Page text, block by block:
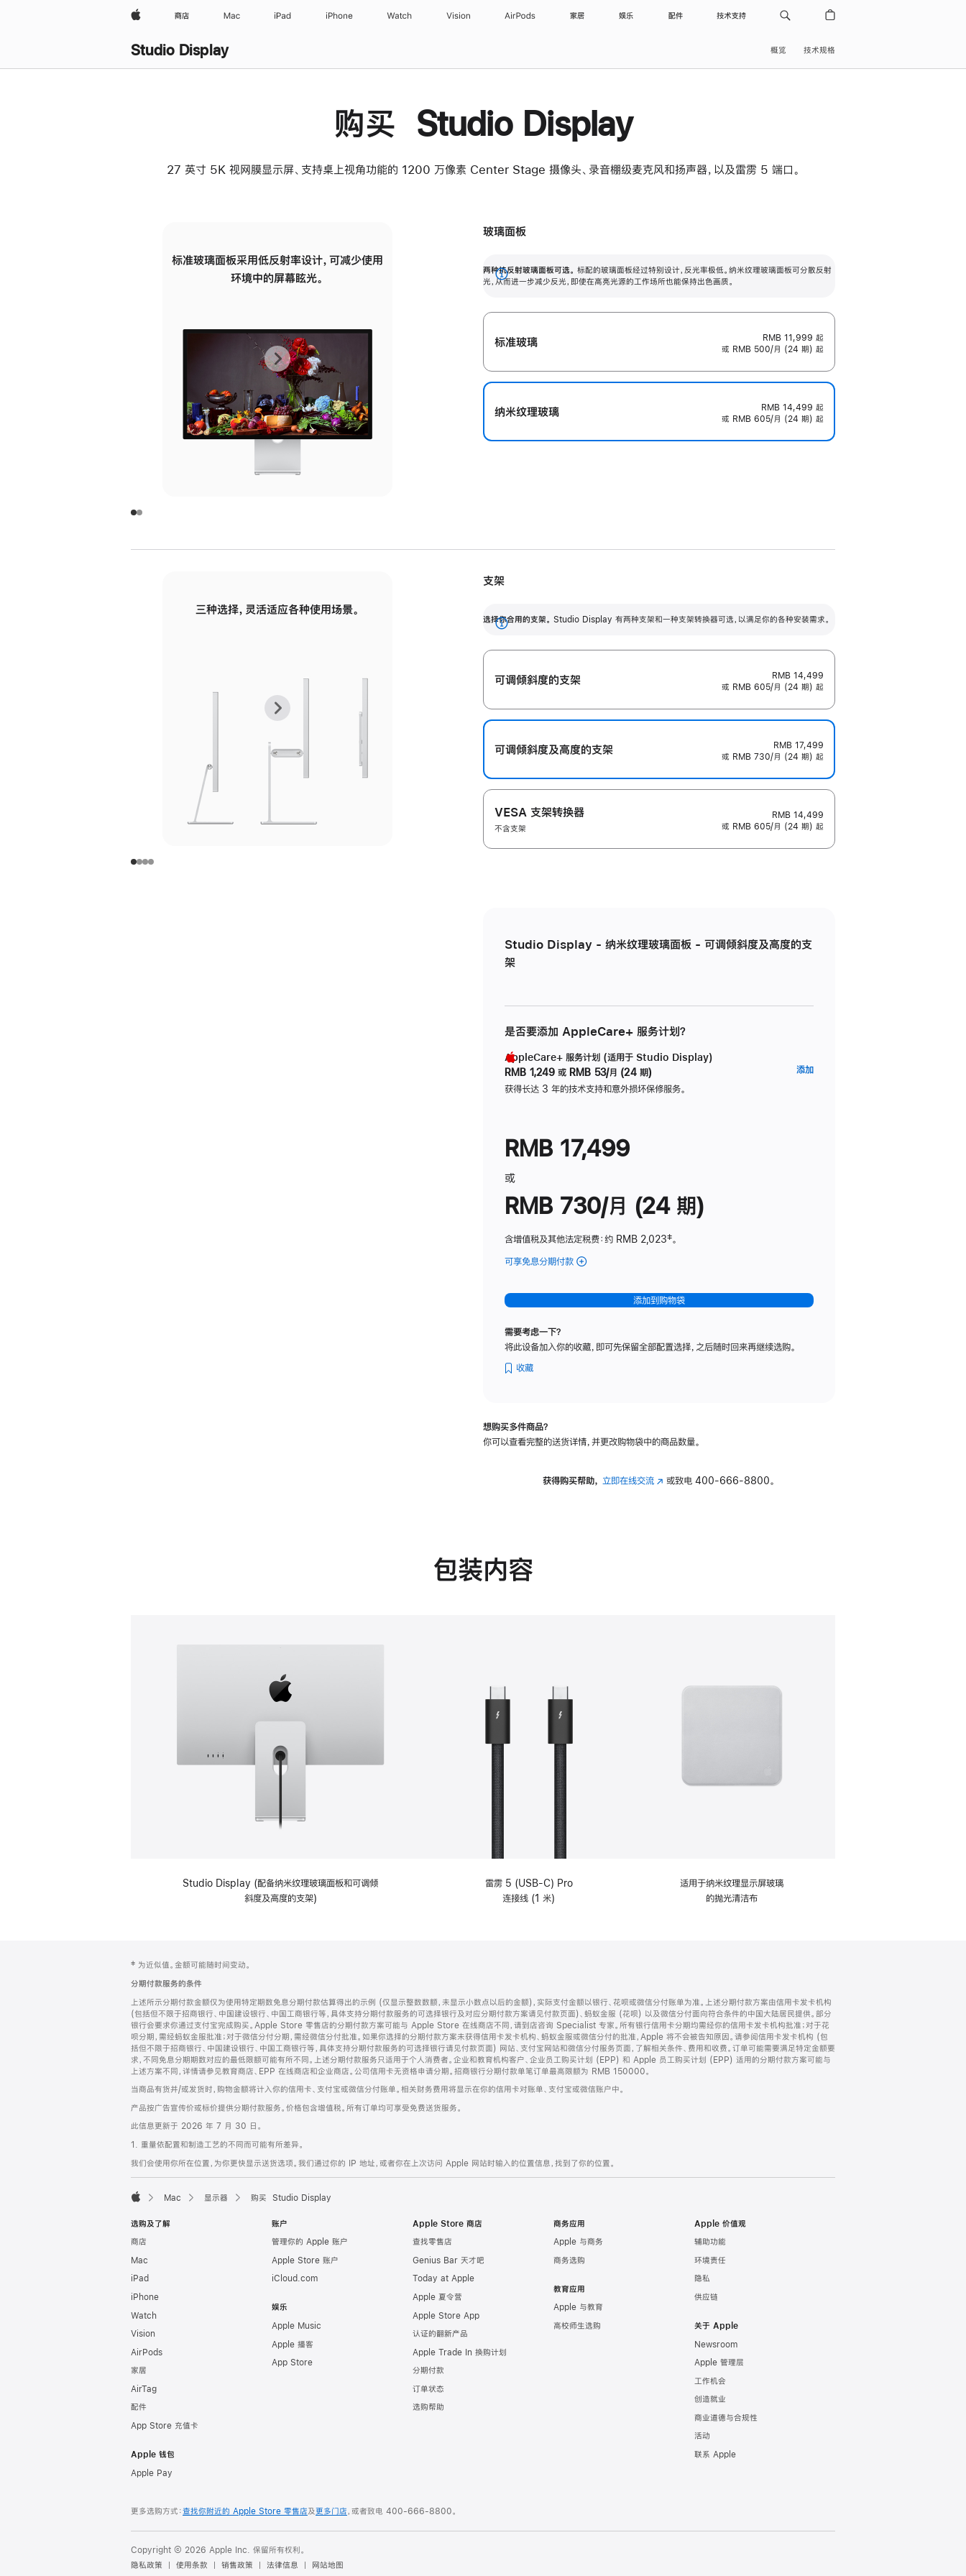
Apple 商店 Mac iPad iPhone Watch Vision AirPods 家居 娱乐 配件 技术支持
Studio Display 概览 技术规格
购买 Studio Display
27 英寸 5K 视网膜显示屏、支持桌上视角功能的 1200 万像素 Center Stage 摄像头、录音棚级麦克风和扬声器，以及雷雳 5 端口。
标准玻璃面板采用低反射率设计，可减少使用
环境中的屏幕眩光。
有高亮光源的场所使用，也能保持出色画质。
上
一
张
图
面
下
一
张
图
面
玻璃面板
两种抗反射玻璃面板可选。 标配的玻璃面板经过特别设计，反光率极低。纳米纹理玻璃面板可分散反射
光，从而进一步减少反光，即使在高亮光源的工作场所也能保持出色画质。
展
标准玻璃 RMB 11,999 起
或 RMB 500/月 (24 期) 起
纳米纹理玻璃 RMB 14,499 起
或 RMB 605/月 (24 期) 起
三种选择，灵活适应各种使用场景。
调节范围。
毫米的高度调节范围。
上
张
下
张
支架
选择你合用的支架。 Studio Display 有两种支架和一种支架转换器可选，以满足你的各种安装需求。
展
开
可调倾斜度的支架
RMB 14,499
或 RMB 605/月 (24 期) 起
可调倾斜度及高‍度的支‍架
RMB 17,499
或 RMB 730/月 (24 期) 起
VESA 支架转换器
不含支架
RMB 14,499
或 RMB 605/月 (24 期) 起
Studio Display - 纳米纹理玻璃面板 - 可调倾斜度及高度的支
架
是否要添加 AppleCare+ 服务计划？
AppleCare+ 服务计划 (适用于 Studio Display)
RMB 1,249 或 RMB 53/月 (24 期)
获得长达 3 年的技术支持和意外损坏保修服务。
添加
RMB 17,499
或
RMB 730/月 (24 期)
含增值税及其他法定税费：约 RMB 2,023脚
‡。
可享免息分期付款 (Studio
-
纳
理
可
斜
添加到购物袋
需要考虑一下？
将此设备加入你的收藏，即可先保留全部配置选择，之后随时回来再继续选购。
收藏
想购买多件商品？
你可以查看完整的送货详情，并更改购物袋中的商品数量。
获得购买帮助， 立即在线交流(在 或致电400-666-8800。
包装内容
Studio Display (配备纳米纹理玻璃面板和可调倾
斜度及高度的支架)
雷雳 5 (USB-C) Pro
连接线 (1 米)
适用于纳米纹理显示屏玻璃
的抛光清洁布
页
脚
注
‡ 为近似值。金额可能随时间变动。
分期付款服务的条件
上述所示分期付款金额仅为使用特定期数免息分期付款估算得出的示例 (仅显示整数数额，未显示小数点以后的金额)，实际支付金额以银行、花呗或微信分付账单为准。上述分期付款方案由信用卡发卡机构
(包括但不限于招商银行、中国建设银行、中国工商银行等，具体支持分期付款服务的可选择银行及对应分期付款方案请见付款页面)、蚂蚁金服 (花呗) 以及微信分付面向符合条件的中国大陆居民提供。部分
银行会要求你通过支付宝完成购买。Apple Store 零售店的分期付款方案可能与 Apple Store 在线商店不同，请到店咨询 Specialist 专家。所有银行信用卡分期均需经你的信用卡发卡机构批准；对于花
呗分期，需经蚂蚁金服批准；对于微信分付分期，需经微信分付批准。如果你选择的分期付款方案未获得信用卡发卡机构、蚂蚁金服或微信分付的批准，Apple 将不会被告知原因。请参阅信用卡发卡机构 (包
括但不限于招商银行、中国建设银行、中国工商银行等，具体支持分期付款服务的可选择银行请见付款页面) 网站、支付宝网站和微信分付服务页面，了解相关条件、费用和收费。订单可能需要满足特定金额要
求，不同免息分期期数对应的最低限额可能有所不同。上述分期付款服务只适用于个人消费者。企业和教育机构客户、企业员工购买计划 (EPP) 和 Apple 员工购买计划 (EPP) 适用的分期付款方案可能与
上述方案不同，详情请参见教育商店、EPP 在线商店和企业商店。公司信用卡无资格申请分期。招商银行分期付款单笔订单最高限额为 RMB 150000。
当商品有货并/或发货时，购物金额将计入你的信用卡、支付宝或微信分付账单。相关财务费用将显示在你的信用卡对账单、支付宝或微信账户中。
产品按广告宣传价或标价提供分期付款服务。价格包含增值税。所有订单均可享受免费送货服务。
此信息更新于 2026 年 7 月 30 日。
1. 重量依配置和制造工艺的不同而可能有所差异。
我们会使用你所在位置，为你更快显示送货选项。我们通过你的 IP 地址，或者你在上次访问 Apple 网站时输入的位置信息，找到了你的位置。
Mac 显示器 购买 Studio Display
选购及了解
商店
Mac
iPad
iPhone
Watch
Vision
AirPods
家居
AirTag
配件
App Store 充值卡
Apple 钱包
Apple Pay
账户
管理你的 Apple 账户
Apple Store 账户
iCloud.com
娱乐
Apple Music
Apple 播客
App Store
Apple Store 商店
查找零售店
Genius Bar 天才吧
Today at Apple
Apple 夏令营
Apple Store App
认证的翻新产品
Apple Trade In 换购计划
分期付款
订单状态
选购帮助
商务应用
Apple 与商务
商务选购
教育应用
Apple 与教育
高校师生选购
Apple 价值观
辅助功能
环境责任
隐私
供应链
关于 Apple
Newsroom
Apple 管理层
工作机会
创造就业
商业道德与合规性
活动
联系 Apple
更多选购方式：查找你附近的 Apple Store 零售店及更多门店，或者致电 400-666-8800。
Copyright © 2026 Apple Inc. 保留所有权利。
隐私政策
使用条款 销售政策 法律信息 网站地图